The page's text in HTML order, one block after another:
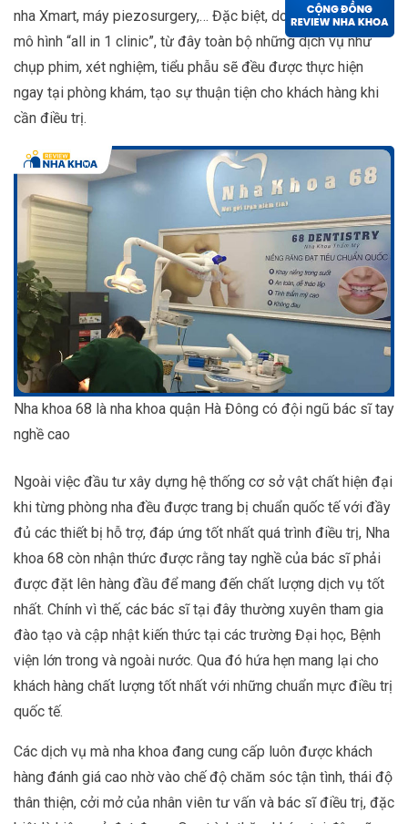
nha Xmart, máy piezosurgery,… Đặc biệt, do hoạt động với
mô hình “all in 1 clinic”, từ đây toàn bộ những dịch vụ như
chụp phim, xét nghiệm, tiểu phẫu sẽ đều được thực hiện
ngay tại phòng khám, tạo sự thuận tiện cho khách hàng khi
cần điều trị.
Nha khoa 68 là nha khoa quận Hà Đông có đội ngũ bác sĩ tay
nghề cao
Ngoài việc đầu tư xây dựng hệ thống cơ sở vật chất hiện đại
khi từng phòng nha đều được trang bị chuẩn quốc tế với đầy
đủ các thiết bị hỗ trợ, đáp ứng tốt nhất quá trình điều trị, Nha
khoa 68 còn nhận thức được rằng tay nghề của bác sĩ phải
được đặt lên hàng đầu để mang đến chất lượng dịch vụ tốt
nhất. Chính vì thế, các bác sĩ tại đây thường xuyên tham gia
đào tạo và cập nhật kiến thức tại các trường Đại học, Bệnh
viện lớn trong và ngoài nước. Qua đó hứa hẹn mang lại cho
khách hàng chất lượng tốt nhất với những chuẩn mực điều trị
quốc tế.
Các dịch vụ mà nha khoa đang cung cấp luôn được khách
hàng đánh giá cao nhờ vào chế độ chăm sóc tận tình, thái độ
thân thiện, cởi mở của nhân viên tư vấn và bác sĩ điều trị, đặc